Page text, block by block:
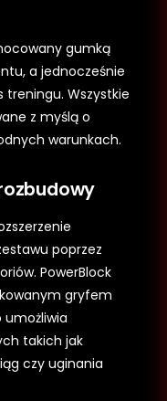
gumką
a jednocześnie
treningu. Wszystkie
z myślą o
warunkach.
poprzez
PowerBlock
gryfem
takich jak
czy uginania